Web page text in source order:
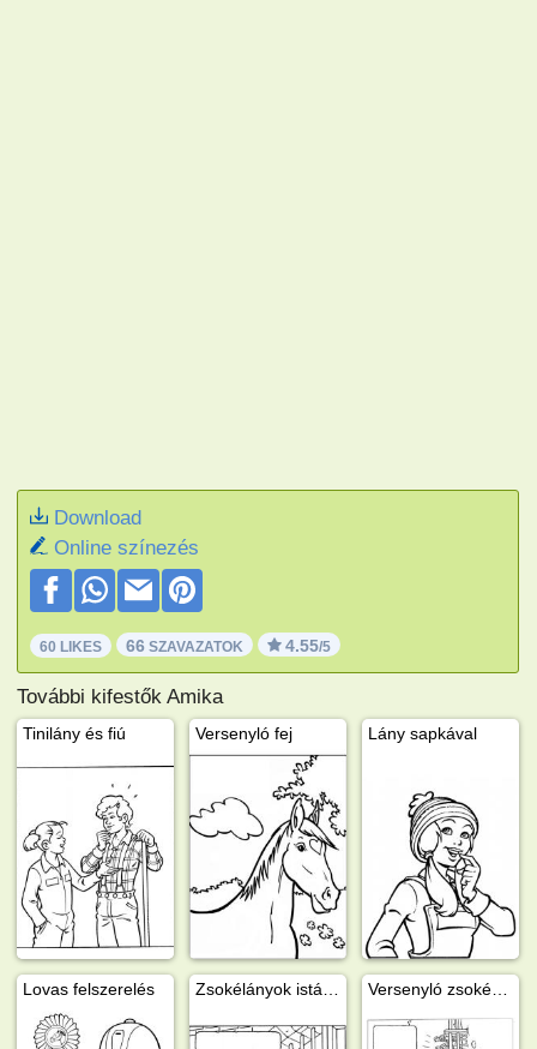
Download
Online színezés
60 LIKES 66 SZAVAZATOK 4.55/5
További kifestők Amika
Tinilány és fiú Versenyló fej Lány sapkával
Lovas felszerelés